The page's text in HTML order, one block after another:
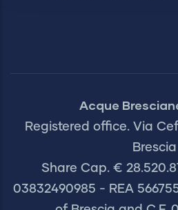
Acque
Registered office. Via
Brescia
Share Cap. €
03832490985 - REA